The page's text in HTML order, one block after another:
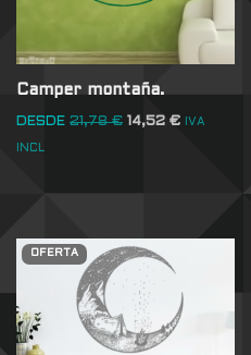
Camper montaña.
DESDE 21,78€ 14,52 € IVA
INCL
OFERTA